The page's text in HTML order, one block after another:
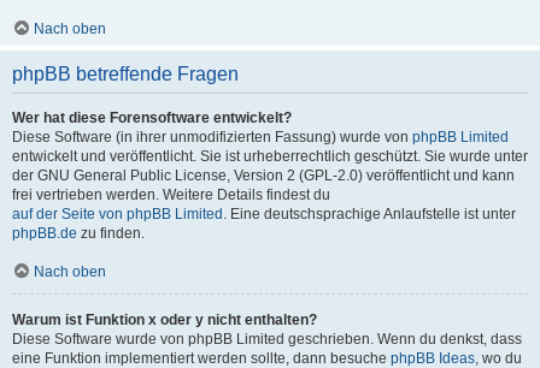
Nach oben
phpBB betreffende Fragen
Wer hat diese Forensoftware entwickelt?
Diese Software (in ihrer unmodifizierten Fassung) wurde von phpBB Limited
entwickelt und veröffentlicht. Sie ist urheberrechtlich geschützt. Sie wurde unter
der GNU General Public License, Version 2 (GPL-2.0) veröffentlicht und kann
frei vertrieben werden. Weitere Details findest du
auf der Seite von phpBB Limited . Eine deutschsprachige Anlaufstelle ist unter
phpBB.de zu finden.
Nach oben
Warum ist Funktion x oder y nicht enthalten?
Diese Software wurde von phpBB Limited geschrieben. Wenn du denkst, dass
eine Funktion implementiert werden sollte, dann besuche phpBB Ideas, wo du